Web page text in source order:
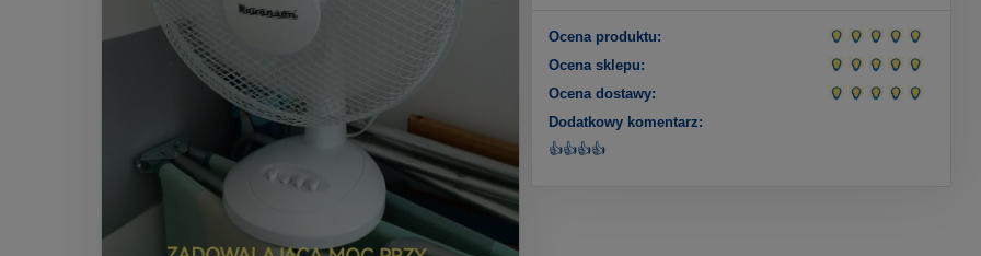
Ocena produktu:
Ocena sklepu:
Ocena dostawy:
Dodatkowy komentarz:
👍👍👍👍